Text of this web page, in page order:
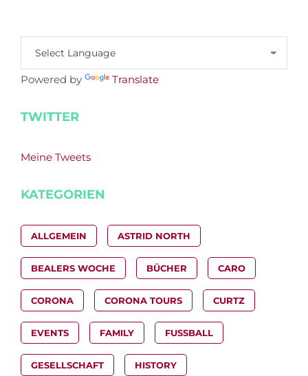
Powered by Translate
TWITTER
Meine Tweets
KATEGORIEN
ALLGEMEIN ASTRID NORTH
BEALERS WOCHE BÜCHER CARO
CORONA CORONA TOURS CURTZ
EVENTS FAMILY FUSSBALL
GESELLSCHAFT HISTORY